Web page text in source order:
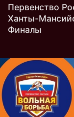
Первенство
Ханты-
Финалы